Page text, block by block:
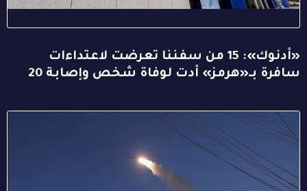
«أدنوك»: 15 من سفننا تعرضت لاعتداءات
سافرة بـ«هرمز» أدت لوفاة شخص وإصابة 20